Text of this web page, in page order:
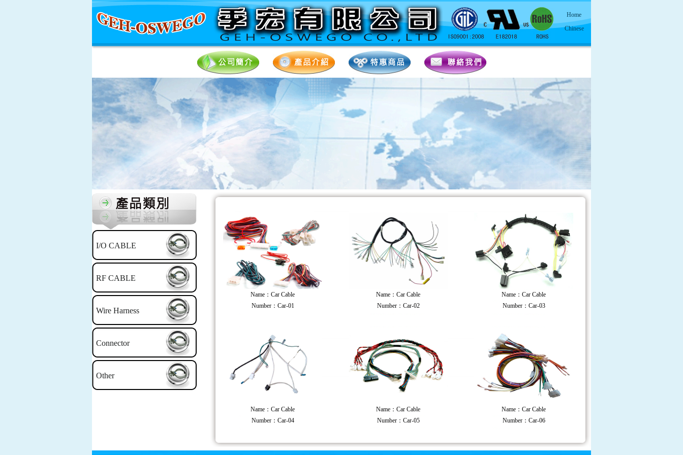
Home
Chinese
I/O CABLE
RF CABLE
Wire Harness
Connector
Other
Name：Car Cable
Number：Car-01
Name：Car Cable
Number：Car-02
Name：Car Cable
Number：Car-03
Name：Car Cable
Number：Car-04
Name：Car Cable
Number：Car-05
Name：Car Cable
Number：Car-06